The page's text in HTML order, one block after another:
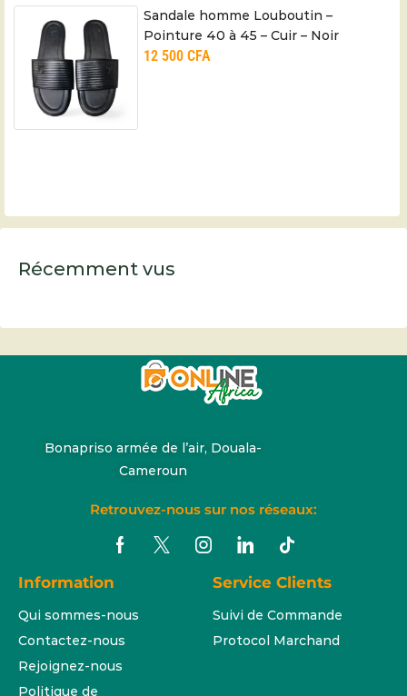
Sandale homme Louboutin –
Pointure 40 à 45 – Cuir – Noir
12 500 CFA
Récemment vus
Bonapriso armée de l’air, Douala-
Cameroun
Retrouvez-nous sur nos réseaux:
Information
Qui sommes-nous
Contactez-nous
Rejoignez-nous
Politique de
Service Clients
Suivi de Commande
Protocol Marchand